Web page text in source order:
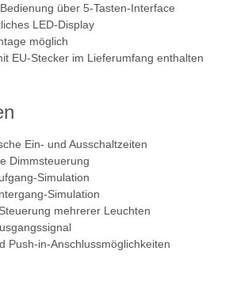
über 5-Tasten-Interface
LED-Display
möglich
EU-Stecker im Lieferumfang enthalten
Ein- und Ausschaltzeiten
Dimmsteuerung
Simulation
Simulation
mehrerer Leuchten
Push-in-Anschlussmöglichkeiten